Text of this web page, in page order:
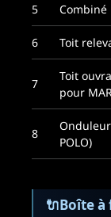
5
6 Toit
7
Toit
pour
8
POLO)
🔌Boîte à